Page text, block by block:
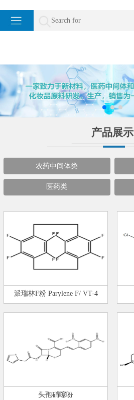
产品展示
农药中间体类
医药类
派瑞林F粉 Parylene F/ VT-4
头孢硝噻吩